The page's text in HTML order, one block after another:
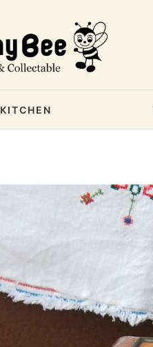
KITCHEN